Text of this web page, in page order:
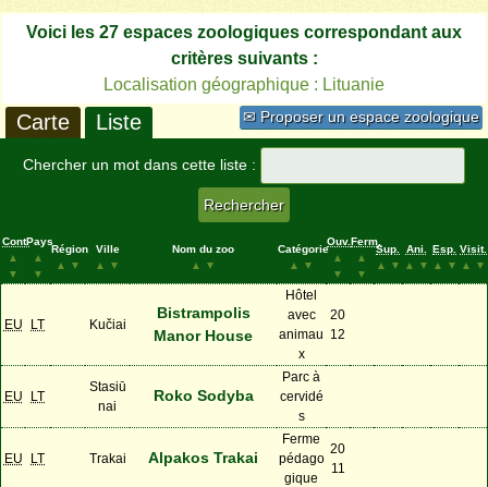
Voici les 27 espaces zoologiques correspondant aux
critères suivants :
Localisation géographique : Lituanie
✉ Proposer un espace zoologique
Carte Liste
Chercher un mot dans cette liste :
Cont.
▲
▼
Pays
▲
▼
Région
▲
▼
Ville
▲
▼
Nom du zoo
▲
▼
Catégorie
▲
▼
Ouv.
▲
▼
Ferm.
▲
▼
Sup.
▲
▼
Ani.
▲
▼
Esp.
▲
▼
Visit.
▲
▼
EU LT Kučiai
Bistrampolis
Manor House
Hôtel
avec
animau
x
20
12
EU LT
Stasiū
nai
Roko Sodyba
Parc à
cervidé
s
EU LT Trakai Alpakos Trakai
Ferme
pédago
gique
20
11